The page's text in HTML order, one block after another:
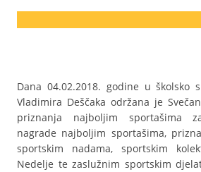
Dana 04.02.2018. godine u školsko
Vladimira Deščaka održana je
priznanja najboljim sportašima
nagrade najboljim sportašima,
sportskim nadama, sportskim
Nedelje te zaslužnim sportskim